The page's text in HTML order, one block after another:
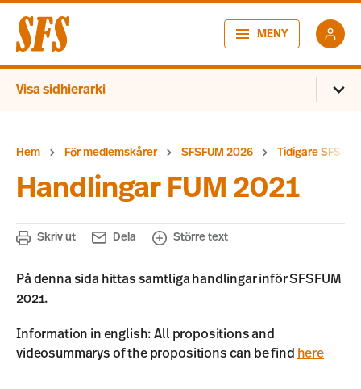
MENY
Visa sidhierarki
Hem För medlemskårer SFSFUM 2026 Tidigare
Handlingar FUM 2021
Skriv ut Dela Större text
På denna sida hittas samtliga handlingar inför SFSFUM
2021.
Information in english: All propositions and
videosummarys of the propositions can be find here